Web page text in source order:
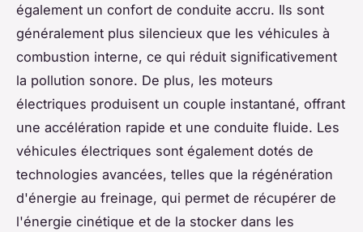
également un confort de conduite accru. Ils sont
généralement plus silencieux que les véhicules à
combustion interne, ce qui réduit significativement
la pollution sonore. De plus, les moteurs
électriques produisent un couple instantané, offrant
une accélération rapide et une conduite fluide. Les
véhicules électriques sont également dotés de
technologies avancées, telles que la régénération
d'énergie au freinage, qui permet de récupérer de
l'énergie cinétique et de la stocker dans les